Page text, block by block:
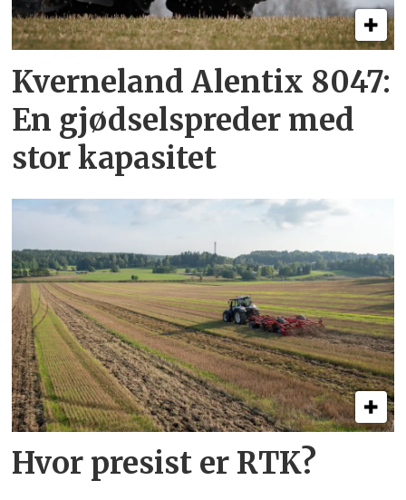
Kverneland Alentix 8047:
En gjødsel­spreder med
stor kapasitet
Hvor presist er RTK?